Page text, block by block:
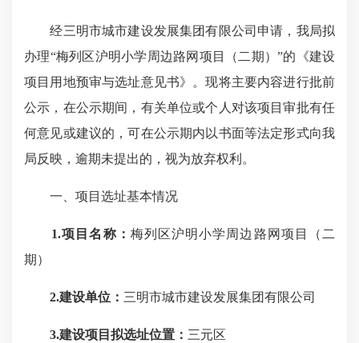
经三明市城市建设发展集团有限公司申请，我局拟
办理“梅列区沪明小学周边路网项目（二期）”的《建设
项目用地预审与选址意见书》。现将主要内容进行批前
公示，在公示期间，有关单位或个人对该项目审批有任
何意见或建议的，可在公示期内以书面等法定形式向我
局反映，逾期未提出的，视为放弃权利。
一、项目选址基本情况
1.项目名称： 梅列区沪明小学周边路网项目（二
期）
2.建设单位： 三明市城市建设发展集团有限公司
3.建设项目拟选址位置： 三元区